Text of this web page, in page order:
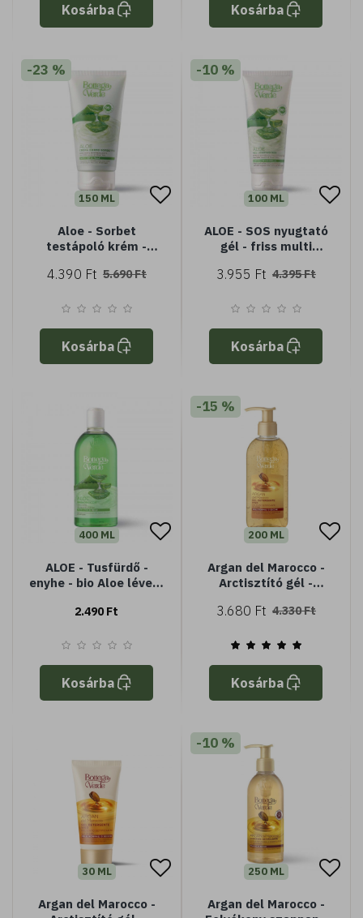
Kosárba Kosárba
-23 %
150 ML
Aloe - Sorbet
testápoló krém -
30% bio Aloe* lével -
4.390 Ft 5.690 Ft
Kosárba
-10 %
100 ML
ALOE - SOS nyugtató
gél - friss multi
Aloe* lével - minden
3.955 Ft 4.395 Ft
Kosárba
400 ML
ALOE - Tusfürdő -
enyhe - bio Aloe lével -
2.490 Ft
Kosárba
-15 %
200 ML
Argan del Marocco -
Arctisztító gél -
selymesítő - Argannal
száraz bőrre
3.680 Ft 4.330 Ft
Kosárba
30 ML
Argan del Marocco -
-10 %
250 ML
Argan del Marocco -